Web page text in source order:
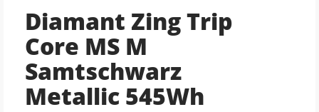
Diamant Zing Trip
Core MS M
Samtschwarz
Metallic 545Wh